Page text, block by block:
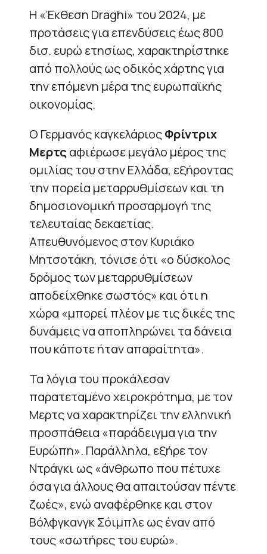
Η «Έκθεση Draghi» του 2024, με
προτάσεις για επενδύσεις έως 800
δισ. ευρώ ετησίως, χαρακτηρίστηκε
από πολλούς ως οδικός χάρτης για
την επόμενη μέρα της ευρωπαϊκής
οικονομίας.
Ο Γερμανός καγκελάριοςΦρίντριχ
Μερτςαφιέρωσε μεγάλο μέρος της
ομιλίας του στην Ελλάδα, εξήροντας
την πορεία μεταρρυθμίσεων και τη
δημοσιονομική προσαρμογή της
τελευταίας δεκαετίας.
Απευθυνόμενος στον Κυριάκο
Μητσοτάκη, τόνισε ότι «ο δύσκολος
δρόμος των μεταρρυθμίσεων
αποδείχθηκε σωστός» και ότι η
χώρα «μπορεί πλέον με τις δικές της
δυνάμεις να αποπληρώνει τα δάνεια
που κάποτε ήταν απαραίτητα».
Τα λόγια του προκάλεσαν
παρατεταμένο χειροκρότημα, με τον
Μερτς να χαρακτηρίζει την ελληνική
προσπάθεια «παράδειγμα για την
Ευρώπη». Παράλληλα, εξήρε τον
Ντράγκι ως «άνθρωπο που πέτυχε
όσα για άλλους θα απαιτούσαν πέντε
ζωές», ενώ αναφέρθηκε και στον
Βόλφγκανγκ Σόιμπλε ως έναν από
τους «σωτήρες του ευρώ».